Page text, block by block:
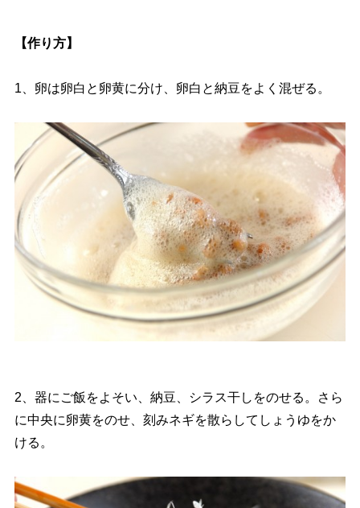
【作り方】
1、卵は卵白と卵黄に分け、卵白と納豆をよく混ぜる。
2、器にご飯をよそい、納豆、シラス干しをのせる。さら
に中央に卵黄をのせ、刻みネギを散らしてしょうゆをか
ける。